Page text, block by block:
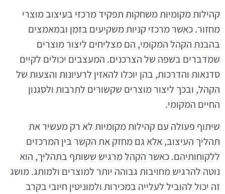
קהילות מקומיות משחקות תפקיד מרכזי בעיצוב מוצרי
מחזור. כאשר מרכזי קניות משקיעים בזמן ובמאמצים
בהבנת הקהל המקומי, הם מצליחים ליצור מוצרים
שמדברים בשפה של הצרכנים. המעצבים יכולים לקיים
סדנאות והדרכות, בהן יוכלו להאזין לרעיונות והצעות של
הקהל, ובכך ליצור מוצרים שקשורים לתרבות ולסגנון
החיים המקומי.
שיתוף פעולה עם קהילות מקומיות לא רק מעשיר את
תהליך העיצוב, אלא גם מחזק את הקשר בין המרכזים
ללקוחותיהם. כאשר הקהל מרגיש ששותף בתהליך, הוא
נוטה להרגיש מחויבות גבוהה יותר למוצרים ולמותג. מושג
זה יכול להוביל לעלייה במכירות ולמוניטין חיובי בקרב